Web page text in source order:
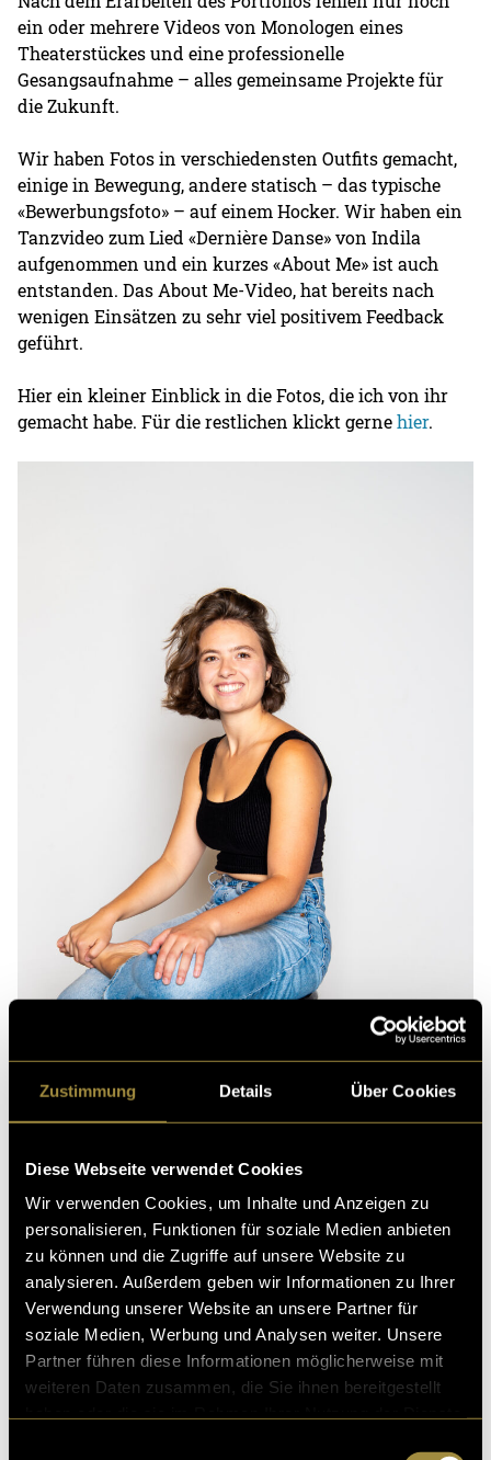
Zustimmung Details Über Cookies
Diese Webseite verwendet Cookies
Wir verwenden Cookies, um Inhalte und Anzeigen zu
personalisieren, Funktionen für soziale Medien anbieten
zu können und die Zugriffe auf unsere Website zu
analysieren. Außerdem geben wir Informationen zu Ihrer
Verwendung unserer Website an unsere Partner für
soziale Medien, Werbung und Analysen weiter. Unsere
Partner führen diese Informationen möglicherweise mit
weiteren Daten zusammen, die Sie ihnen bereitgestellt
ein oder mehrere Videos von Monologen eines
Theaterstückes und eine professionelle
Gesangsaufnahme – alles gemeinsame Projekte für
die Zukunft.
Wir haben Fotos in verschiedensten Outfits gemacht,
einige in Bewegung, andere statisch – das typische
«Bewerbungsfoto» – auf einem Hocker. Wir haben ein
Tanzvideo zum Lied «Dernière Danse» von Indila
aufgenommen und ein kurzes «About Me» ist auch
entstanden. Das About Me-Video, hat bereits nach
wenigen Einsätzen zu sehr viel positivem Feedback
geführt.
Hier ein kleiner Einblick in die Fotos, die ich von ihr
gemacht habe. Für die restlichen klickt gernehier.
Hier geht’s zum Tanzvideo.
Hier geht’s zum About Me.
(eli)